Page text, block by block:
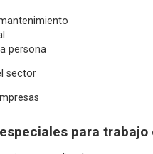
persona
sector
para